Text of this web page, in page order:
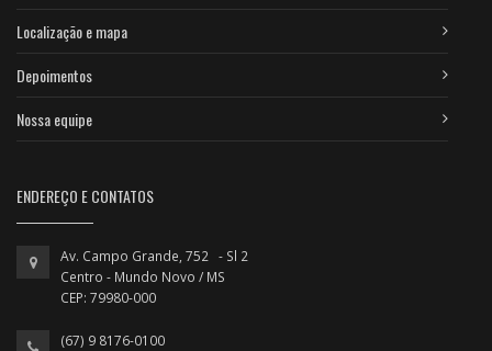
Localização e mapa
Depoimentos
Nossa equipe
ENDEREÇO E CONTATOS
Av. Campo Grande, 752 - Sl 2
Centro - Mundo Novo / MS
CEP: 79980-000
(67) 9 8176-0100